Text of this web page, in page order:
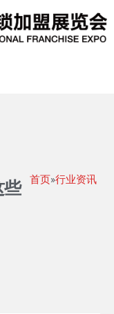
些
首页»行业资讯